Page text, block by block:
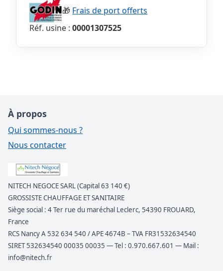
🎁 Frais de port offerts
Réf. usine : 00001307525
À propos
Qui sommes-nous ?
Nous contacter
NITECH NEGOCE SARL (Capital 63 140 €)
GROSSISTE CHAUFFAGE ET SANITAIRE
Siège social : 4 Ter rue du maréchal Leclerc, 54390 FROUARD,
France
RCS Nancy A 532 634 540 / APE 4674B – TVA FR31532634540
SIRET 532634540 00035 00035 — Tel : 0.970.667.601 — Mail :
info@nitech.fr